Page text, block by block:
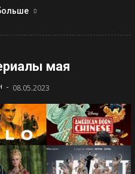
мая
- 08.05.2023